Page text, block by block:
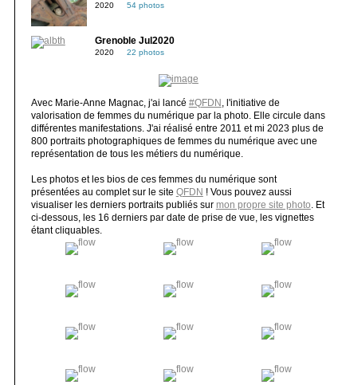
2020 54 photos
Grenoble Jul2020
2020 22 photos
Avec Marie-Anne Magnac, j'ai lancé #QFDN
, l'initiative de
valorisation de femmes du numérique par la photo. Elle circule dans
différentes manifestations. J'ai réalisé entre 2011 et mi 2023 plus de
800 portraits photographiques de femmes du numérique avec une
représentation de tous les métiers du numérique.
Les photos et les bios de ces femmes du numérique sont
présentées au complet sur le site QFDN ! Vous pouvez aussi
visualiser les derniers portraits publiés sur mon propre site photo . Et
ci-dessous, les 16 derniers par date de prise de vue, les vignettes
étant cliquables.